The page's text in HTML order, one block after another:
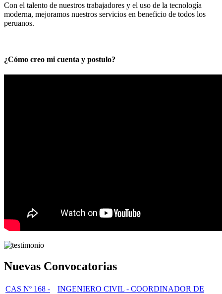
Con el talento de nuestros trabajadores y el uso de la tecnología
moderna, mejoramos nuestros servicios en beneficio de todos los
peruanos.
¿Cómo creo mi cuenta y postulo?
Nuevas Convocatorias
CAS Nº 168 -
INGENIERO CIVIL - COORDINADOR DE